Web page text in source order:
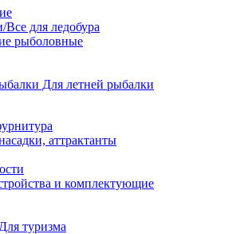
для ледобура
рыболовные
Для летней рыбалки
аттрактанты
и комплектующие
Для туризма